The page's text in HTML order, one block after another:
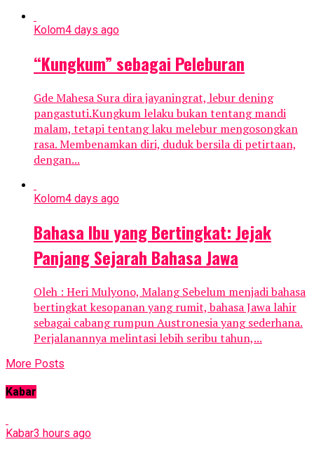
Kolom4 days ago
“Kungkum” sebagai Peleburan
Gde Mahesa Sura dira jayaningrat, lebur dening
pangastuti.Kungkum lelaku bukan tentang mandi
malam, tetapi tentang laku melebur mengosongkan
rasa. Membenamkan diri, duduk bersila di petirtaan,
dengan...
Kolom4 days ago
Bahasa Ibu yang Bertingkat: Jejak
Panjang Sejarah Bahasa Jawa
Oleh : Heri Mulyono, Malang Sebelum menjadi bahasa
bertingkat kesopanan yang rumit, bahasa Jawa lahir
sebagai cabang rumpun Austronesia yang sederhana.
Perjalanannya melintasi lebih seribu tahun,...
More Posts
Kabar
Kabar3 hours ago